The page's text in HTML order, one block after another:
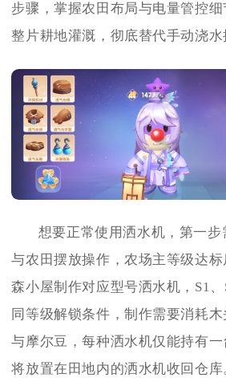
步骤，掌握农田布局与电量管控
整片耕地灌溉，彻底替代手动浇水
想要正常使用洒水机，第一
与农田摆放操作，农场主等级达
森小屋制作对应型号洒水机，S1
同等级解锁条件，制作需要消耗
与摩尔豆，每种洒水机仅能持有
将放置在田地内的洒水机收回仓